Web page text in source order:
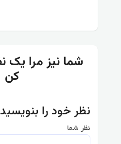
کن
نظر خود را بنویسید
نظر شما